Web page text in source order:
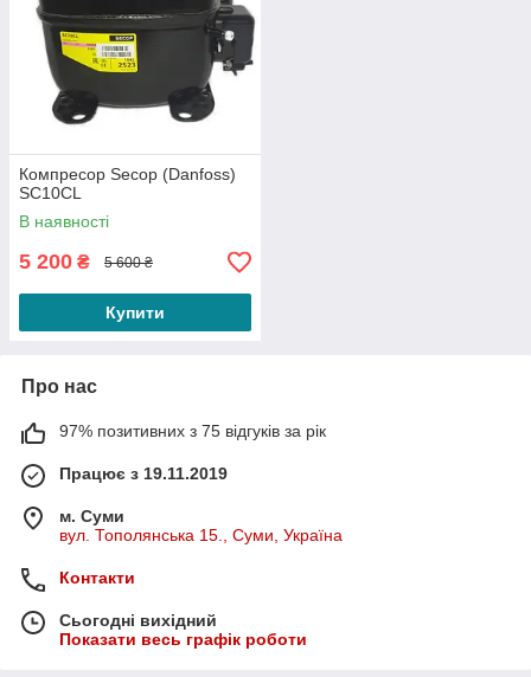
Компресор Secop (Danfoss)
SC10CL
В наявності
5 200 ₴ 5 600 ₴
Купити
Про нас
97% позитивних з 75 відгуків за рік
Працює з 19.11.2019
м. Суми
вул. Тополянська 15., Суми, Україна
Контакти
Сьогодні вихідний
Показати весь графік роботи